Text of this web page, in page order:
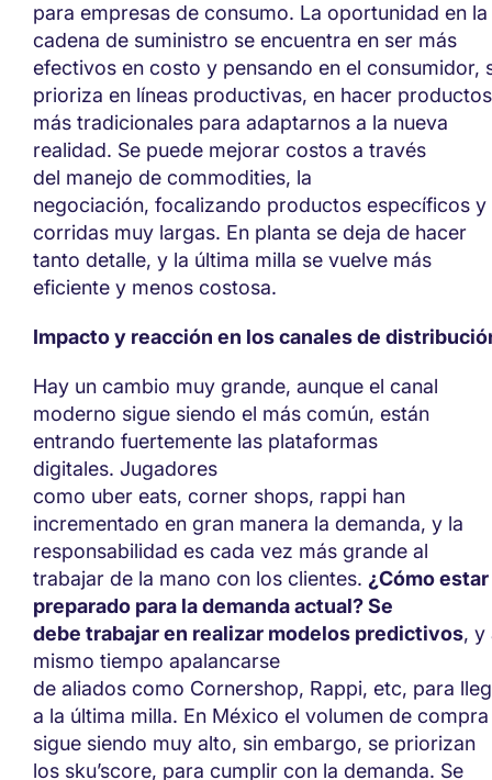
para empresas de consumo. La oportunidad en la
cadena de suministro se encuentra en ser más
efectivos en costo y pensando en el consumidor,
prioriza en líneas productivas, en hacer productos
más tradicionales para adaptarnos a la nueva
realidad. Se puede mejorar costos a través
del manejo de commodities, la
negociación, focalizando productos específicos y
corridas muy largas. En planta se deja de hacer
tanto detalle, y la última milla se vuelve más
eficiente y menos costosa.
Impacto y reacción en los canales de
Hay un cambio muy grande, aunque el canal
moderno sigue siendo el más común, están
entrando fuertemente las plataformas
digitales. Jugadores
como uber eats, corner shops, rappi han
incrementado en gran manera la demanda, y la
responsabilidad es cada vez más grande al
trabajar de la mano con los clientes. ¿Cómo estar
preparado para la demanda actual?Se
debe trabajar en realizar modelos predictivos, y
mismo tiempo apalancarse
de aliados como Cornershop, Rappi, etc, para
a la última milla. En México el volumen de compra
sigue siendo muy alto, sin embargo, se priorizan
los sku’score, para cumplir con la demanda. Se